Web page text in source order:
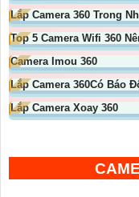
Lắp Camera 360 Trong
Top 5 Camera Wifi 360
Camera Imou 360
Lắp Camera 360Có Báo
Lắp Camera Xoay 360